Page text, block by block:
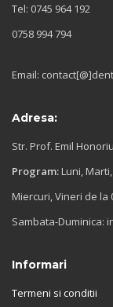
Tel: 0745 964 192
0758 994 794
Email:
Adresa:
Str. Prof. Emil
Program: Luni,
Miercuri, Vineri de la
Sambata-Duminica:
Informari
Termeni si conditii